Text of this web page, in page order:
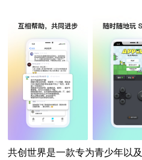
共创世界是一款专为青少年以